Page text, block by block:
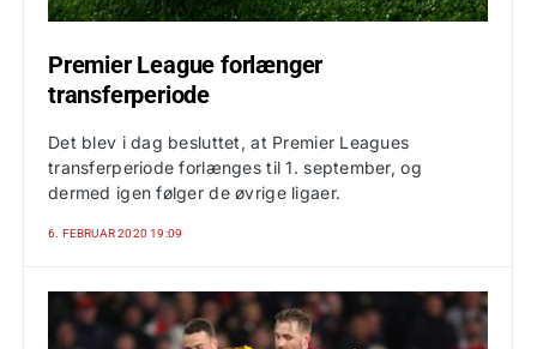
Premier League forlænger
transferperiode
Det blev i dag besluttet, at Premier Leagues
transferperiode forlænges til 1. september, og
dermed igen følger de øvrige ligaer.
6. FEBRUAR 2020 19:09